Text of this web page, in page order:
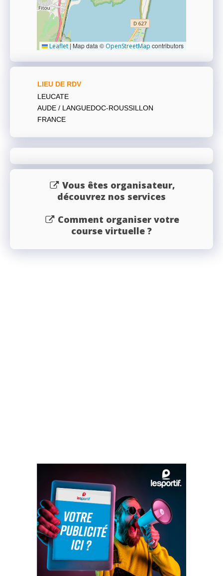
Leaflet | Map data © OpenStreetMap contributors
LIEU DE RDV
LEUCATE
AUDE / LANGUEDOC-ROUSSILLON
FRANCE
Vous êtes organisateur,
découvrez nos services
Comment organiser votre
course virtuelle ?